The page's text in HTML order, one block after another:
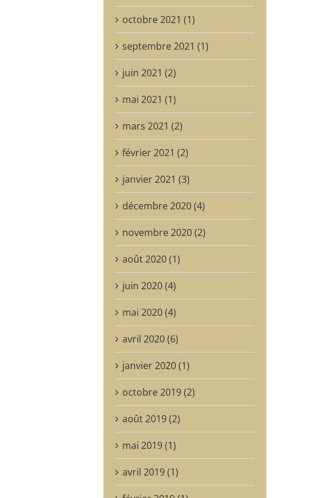
octobre 2021 (1)
septembre 2021 (1)
juin 2021 (2)
mai 2021 (1)
mars 2021 (2)
février 2021 (2)
janvier 2021 (3)
décembre 2020 (4)
novembre 2020 (2)
août 2020 (1)
juin 2020 (4)
mai 2020 (4)
avril 2020 (6)
janvier 2020 (1)
octobre 2019 (2)
août 2019 (2)
mai 2019 (1)
avril 2019 (1)